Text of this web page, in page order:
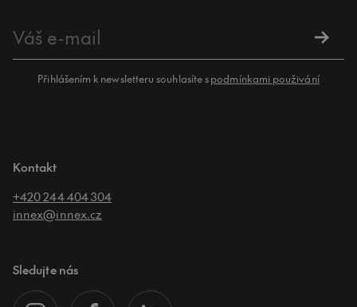
Přihlášením k newsletteru souhlasíte spodmínkami použivání
Kontakt
+420 244 404 304
innex@innex.cz
Sledujte nás